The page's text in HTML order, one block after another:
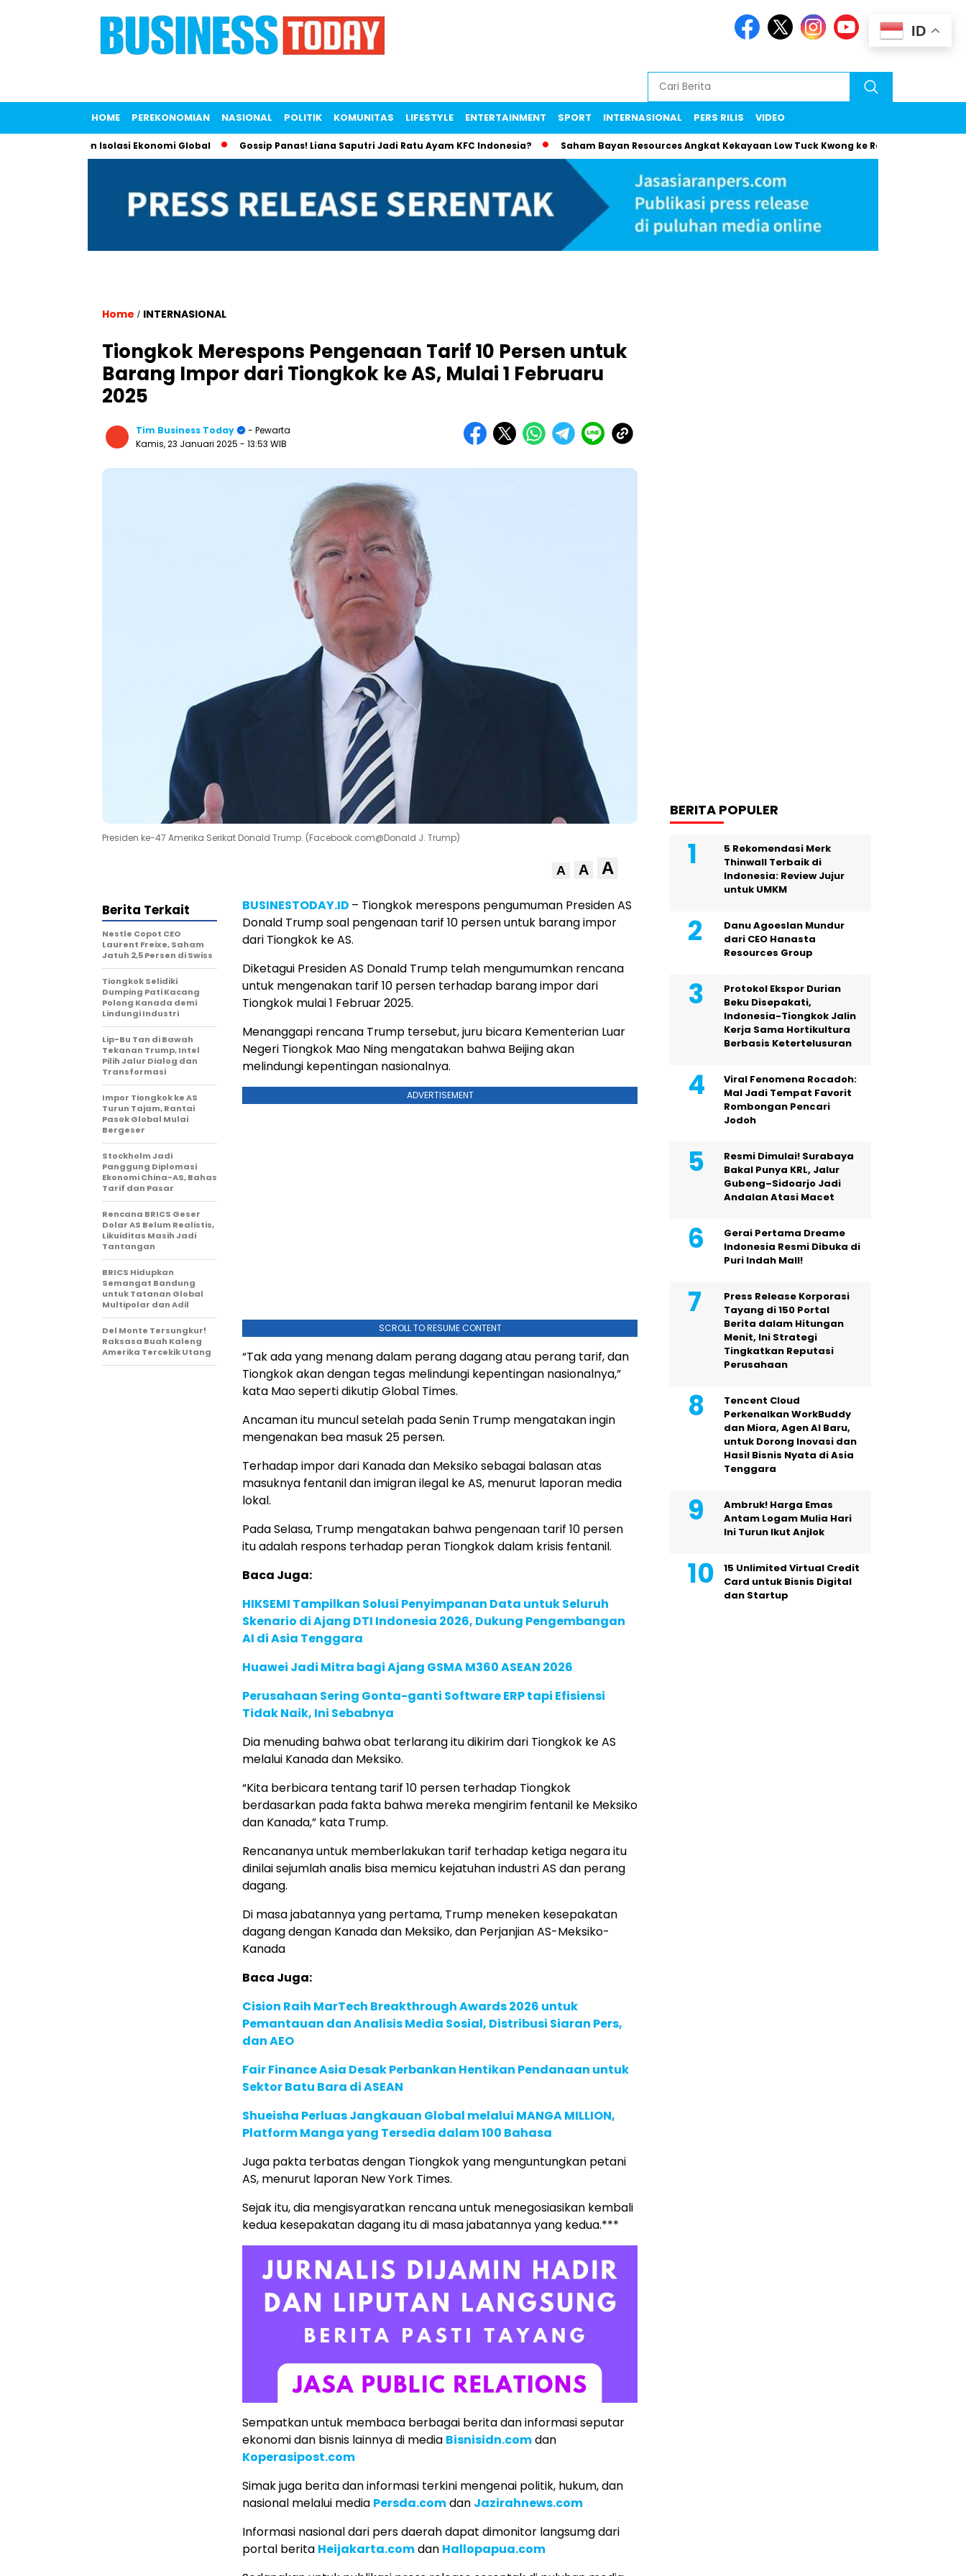
HOME PEREKONOMIAN NASIONAL POLITIK KOMUNITAS LIFESTYLE ENTERTAINMENT SPORT INTERNASIONAL PERS RILIS VIDEO
Tren Isolasi Ekonomi Global Gossip Panas! Liana Saputri Jadi Ratu Ayam KFC Indonesia? Saham Bayan Resources Angkat Kekayaan Low Tuck Kwong ke Rekor Baru
Home / INTERNASIONAL
Tiongkok Merespons Pengenaan Tarif 10 Persen untuk
Barang Impor dari Tiongkok ke AS, Mulai 1 Februaru
2025
Tim Business Today
- Pewarta
Kamis, 23 Januari 2025 - 13:53 WIB
Presiden ke-47 Amerika Serikat Donald Trump. (Facebook.com@Donald J. Trump)
A A A
BUSINESTODAY.ID – Tiongkok merespons pengumuman Presiden AS
Donald Trump soal pengenaan tarif 10 persen untuk barang impor
dari Tiongkok ke AS.
Diketagui Presiden AS Donald Trump telah mengumumkan rencana
untuk mengenakan tarif 10 persen terhadap barang impor dari
Tiongkok mulai 1 Februar 2025.
Menanggapi rencana Trump tersebut, juru bicara Kementerian Luar
Negeri Tiongkok Mao Ning mengatakan bahwa Beijing akan
melindungi kepentingan nasionalnya.
ADVERTISEMENT
SCROLL TO RESUME CONTENT
“Tak ada yang menang dalam perang dagang atau perang tarif, dan
Tiongkok akan dengan tegas melindungi kepentingan nasionalnya,”
kata Mao seperti dikutip Global Times.
Ancaman itu muncul setelah pada Senin Trump mengatakan ingin
mengenakan bea masuk 25 persen.
Terhadap impor dari Kanada dan Meksiko sebagai balasan atas
masuknya fentanil dan imigran ilegal ke AS, menurut laporan media
lokal.
Pada Selasa, Trump mengatakan bahwa pengenaan tarif 10 persen
itu adalah respons terhadap peran Tiongkok dalam krisis fentanil.
Baca Juga:
HIKSEMI Tampilkan Solusi Penyimpanan Data untuk Seluruh
Skenario di Ajang DTI Indonesia 2026, Dukung Pengembangan
AI di Asia Tenggara
Huawei Jadi Mitra bagi Ajang GSMA M360 ASEAN 2026
Perusahaan Sering Gonta-ganti Software ERP tapi Efisiensi
Tidak Naik, Ini Sebabnya
Dia menuding bahwa obat terlarang itu dikirim dari Tiongkok ke AS
melalui Kanada dan Meksiko.
“Kita berbicara tentang tarif 10 persen terhadap Tiongkok
berdasarkan pada fakta bahwa mereka mengirim fentanil ke Meksiko
dan Kanada,” kata Trump.
Rencananya untuk memberlakukan tarif terhadap ketiga negara itu
dinilai sejumlah analis bisa memicu kejatuhan industri AS dan perang
dagang.
Di masa jabatannya yang pertama, Trump meneken kesepakatan
dagang dengan Kanada dan Meksiko, dan Perjanjian AS-Meksiko-
Kanada
Baca Juga:
Cision Raih MarTech Breakthrough Awards 2026 untuk
Pemantauan dan Analisis Media Sosial, Distribusi Siaran Pers,
dan AEO
Fair Finance Asia Desak Perbankan Hentikan Pendanaan untuk
Sektor Batu Bara di ASEAN
Shueisha Perluas Jangkauan Global melalui MANGA MILLION,
Platform Manga yang Tersedia dalam 100 Bahasa
Juga pakta terbatas dengan Tiongkok yang menguntungkan petani
AS, menurut laporan New York Times.
Sejak itu, dia mengisyaratkan rencana untuk menegosiasikan kembali
kedua kesepakatan dagang itu di masa jabatannya yang kedua.***
Sempatkan untuk membaca berbagai berita dan informasi seputar
ekonomi dan bisnis lainnya di media Bisnisidn.comdan
Koperasipost.com
Simak juga berita dan informasi terkini mengenai politik, hukum, dan
nasional melalui media Persda.comdan Jazirahnews.com
Informasi nasional dari pers daerah dapat dimonitor langsumg dari
portal berita Heijakarta.comdan Hallopapua.com
Berita Terkait
Nestle Copot CEO
Laurent Freixe, Saham
Jatuh 2,5 Persen di Swiss
Tiongkok Selidiki
Dumping Pati Kacang
Polong Kanada demi
Lindungi Industri
Lip-Bu Tan di Bawah
Tekanan Trump, Intel
Pilih Jalur Dialog dan
Transformasi
Impor Tiongkok ke AS
Turun Tajam, Rantai
Pasok Global Mulai
Bergeser
Stockholm Jadi
Panggung Diplomasi
Ekonomi China-AS, Bahas
Tarif dan Pasar
Rencana BRICS Geser
Dolar AS Belum Realistis,
Likuiditas Masih Jadi
Tantangan
BRICS Hidupkan
Semangat Bandung
untuk Tatanan Global
Multipolar dan Adil
Del Monte Tersungkur!
Raksasa Buah Kaleng
Amerika Tercekik Utang
BERITA POPULER
5 Rekomendasi Merk
Thinwall Terbaik di
Indonesia: Review Jujur
untuk UMKM
Danu Agoeslan Mundur
dari CEO Hanasta
Resources Group
Protokol Ekspor Durian
Beku Disepakati,
Indonesia-Tiongkok Jalin
Kerja Sama Hortikultura
Berbasis Ketertelusuran
Viral Fenomena Rocadoh:
Mal Jadi Tempat Favorit
Rombongan Pencari
Jodoh
Resmi Dimulai! Surabaya
Bakal Punya KRL, Jalur
Gubeng–Sidoarjo Jadi
Andalan Atasi Macet
Gerai Pertama Dreame
Indonesia Resmi Dibuka di
Puri Indah Mall!
Press Release Korporasi
Tayang di 150 Portal
Berita dalam Hitungan
Menit, Ini Strategi
Tingkatkan Reputasi
Perusahaan
Tencent Cloud
Perkenalkan WorkBuddy
dan Miora, Agen AI Baru,
untuk Dorong Inovasi dan
Hasil Bisnis Nyata di Asia
Tenggara
Ambruk! Harga Emas
Antam Logam Mulia Hari
Ini Turun Ikut Anjlok
15 Unlimited Virtual Credit
Card untuk Bisnis Digital
dan Startup
ID